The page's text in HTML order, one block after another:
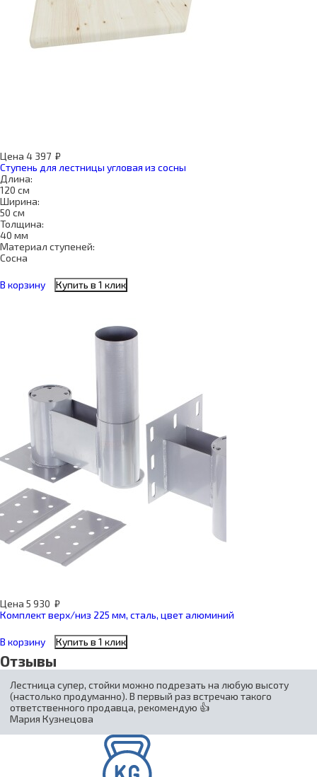
Цена 4 397 ₽
Ступень для лестницы угловая из сосны
Длина:
120 см
Ширина:
50 см
Толщина:
40 мм
Материал ступеней:
Сосна
В корзину Купить в 1 клик
Цена 5 930 ₽
Комплект верх/низ 225 мм, сталь, цвет алюминий
В корзину Купить в 1 клик
Отзывы
Лестница супер, стойки можно подрезать на любую высоту
(настолько продуманно). В первый раз встречаю такого
ответственного продавца, рекомендую 👍
Мария Кузнецова